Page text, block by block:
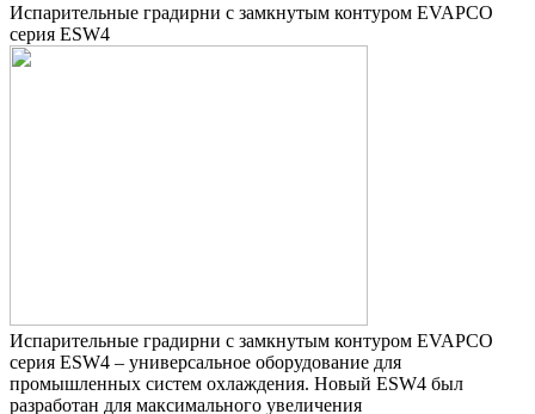
Испарительные градирни с замкнутым контуром EVAPCO
серия ESW4
Испарительные градирни с замкнутым контуром EVAPCO
серия ESW4 – универсальное оборудование для
промышленных систем охлаждения. Новый ESW4 был
разработан для максимального увеличения